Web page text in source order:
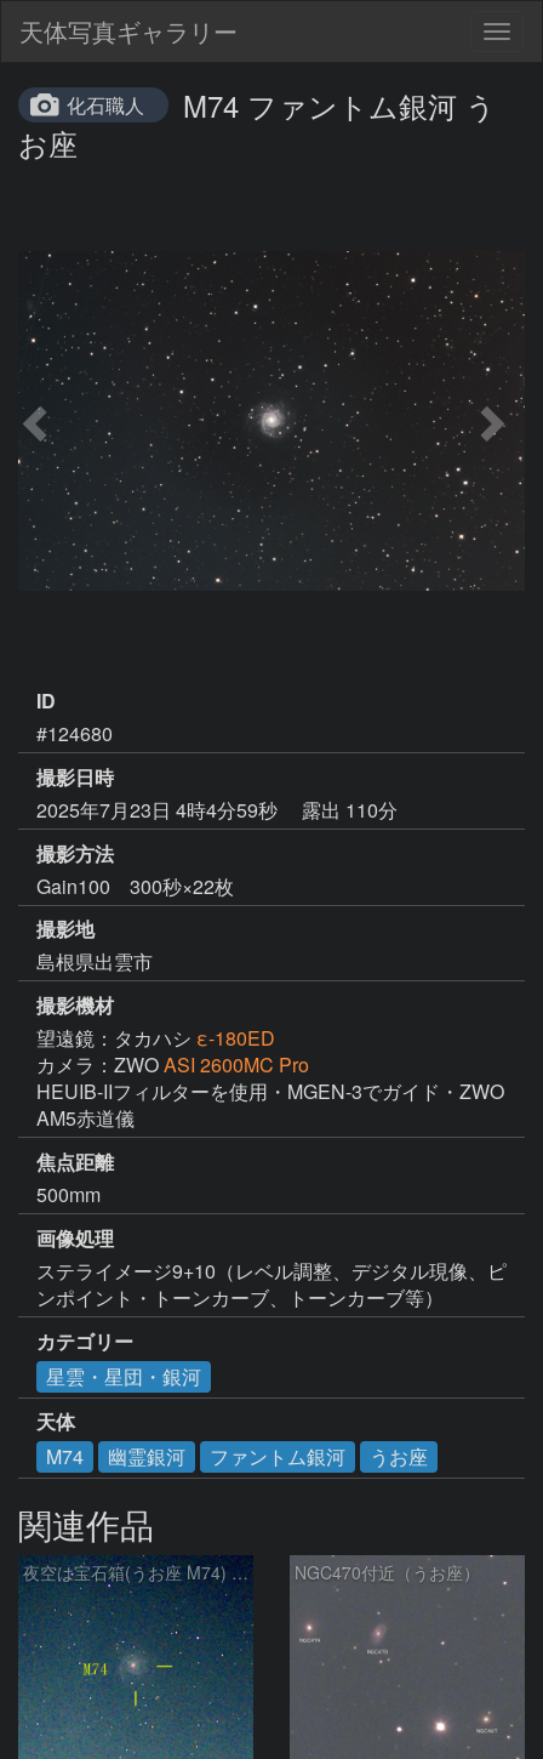
天体写真ギャラリー
化石職人
M74 ファントム銀河 う
お座
ID
#124680
撮影日時
2025年7月23日 4時4分59秒
露出 110分
撮影方法
Gain100 300秒×22枚
撮影地
島根県出雲市
撮影機材
望遠鏡：タカハシ ε-180ED
カメラ：ZWOASI 2600MC Pro
HEUIB-IIフィルターを使用・MGEN-3でガイド・ZWO
AM5赤道儀
焦点距離
500mm
画像処理
ステライメージ9+10（レベル調整、デジタル現像、ピ
カテゴリー
星雲・星団・銀河
天体
M74
幽霊銀河 ファントム銀河 うお座
関連作品
夜空は宝石箱(うお座 M74) Seestar50 NGC470付近（うお座）